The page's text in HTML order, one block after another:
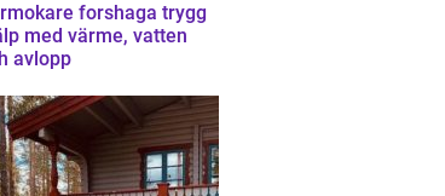
forshaga trygg
med värme, vatten
avlopp